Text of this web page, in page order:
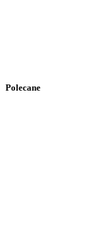
Polecane